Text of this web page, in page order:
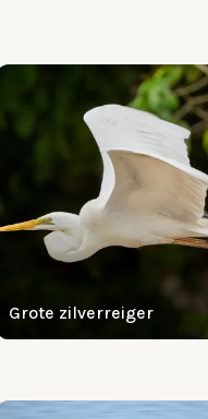
Grote zilverreiger